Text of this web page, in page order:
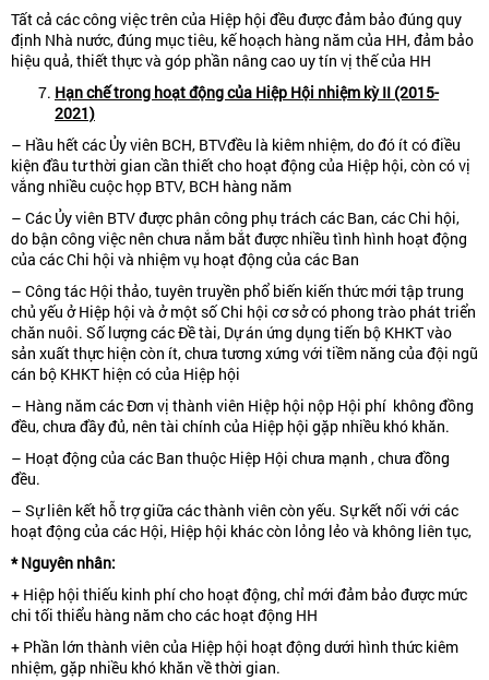
Tất cả các công việc trên của Hiệp hội đều được đảm bảo đúng quy
định Nhà nước, đúng mục tiêu, kế hoạch hàng năm của HH, đảm bảo
hiệu quả, thiết thực và góp phần nâng cao uy tín vị thế của HH
Hạn chế trong hoạt động của Hiệp Hội nhiệm kỳ II (2015-
2021)
– Hầu hết các Ủy viên BCH, BTVđều là kiêm nhiệm, do đó ít có điều
kiện đầu tư thời gian cần thiết cho hoạt động của Hiệp hội, còn có vị
vắng nhiều cuộc họp BTV, BCH hàng năm
– Các Ủy viên BTV được phân công phụ trách các Ban, các Chi hội,
do bận công việc nên chưa nắm bắt được nhiều tình hình hoạt động
của các Chi hội và nhiệm vụ hoạt động của các Ban
– Công tác Hội thảo, tuyên truyền phổ biến kiến thức mới tập trung
chủ yếu ở Hiệp hội và ở một số Chi hội cơ sở có phong trào phát triển
chăn nuôi. Số lượng các Đề tài, Dự án ứng dụng tiến bộ KHKT vào
sản xuất thực hiện còn ít, chưa tương xứng với tiềm năng của đội ngũ
cán bộ KHKT hiện có của Hiệp hội
– Hàng năm các Đơn vị thành viên Hiệp hội nộp Hội phí không đồng
đều, chưa đầy đủ, nên tài chính của Hiệp hội gặp nhiều khó khăn.
– Hoạt động của các Ban thuộc Hiệp Hội chưa mạnh , chưa đồng
đều.
– Sự liên kết hỗ trợ giữa các thành viên còn yếu. Sự kết nối với các
hoạt động của các Hội, Hiệp hội khác còn lỏng lẻo và không liên tục,
* Nguyên nhân:
+ Hiệp hội thiếu kinh phí cho hoạt động, chỉ mới đảm bảo được mức
chi tối thiểu hàng năm cho các hoạt động HH
+ Phần lớn thành viên của Hiệp hội hoạt động dưới hình thức kiêm
nhiệm, gặp nhiều khó khăn về thời gian.